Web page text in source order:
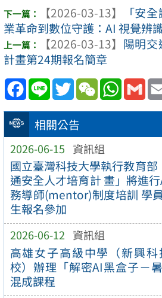
相關公告
2026-06-15 資訊組
國立臺灣科技大學執行教育
通安全人才培育計 畫」將進
務導師(mentor)制度培訓 學
生報名參加
2026-06-12 資訊組
高雄女子高級中學（新興
校）辦理「解密AI黑盒子－
混成課程
【2026-03-13】
「安
業革命到數位守護：AI 視覺辨
【2026-03-13】 陽明
計畫第24期報名簡章
Facebook
Line TwitterWeChat